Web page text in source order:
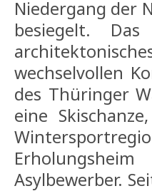
Niedergang der
besiegelt.
wechselvollen
des Thüringer
eine
Asylbewerber.